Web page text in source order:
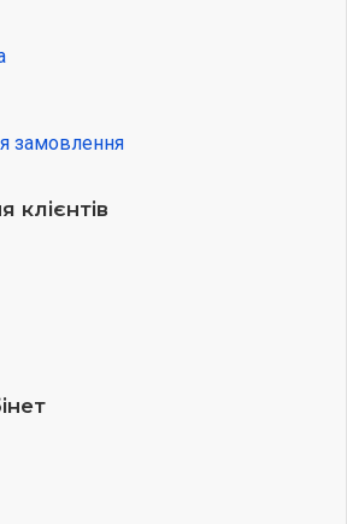
замовлення
клієнтів